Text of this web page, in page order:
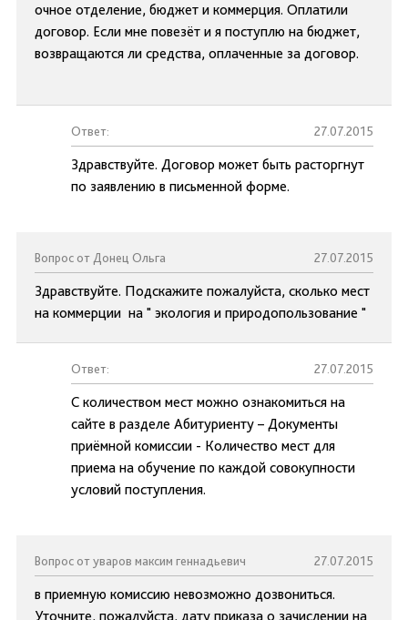
очное отделение, бюджет и коммерция. Оплатили
договор. Если мне повезёт и я поступлю на бюджет,
возвращаются ли средства, оплаченные за договор.
Ответ: 27.07.2015
Здравствуйте. Договор может быть расторгнут
по заявлению в письменной форме.
Вопрос от Донец Ольга 27.07.2015
Здравствуйте. Подскажите пожалуйста, сколько мест
на коммерции на " экология и природопользование "
Ответ: 27.07.2015
С количеством мест можно ознакомиться на
сайте в разделе Абитуриенту – Документы
приёмной комиссии - Количество мест для
приема на обучение по каждой совокупности
условий поступления.
Вопрос от уваров максим геннадьевич 27.07.2015
в приемную комиссию невозможно дозвониться.
Уточните, пожалуйста, дату приказа о зачислении на